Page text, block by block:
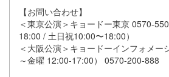
【お問い合わせ】
＜東京公演＞キョードー東京 0570-
18:00 / 土日祝10:00〜18:00）
＜大阪公演＞キョードーインフォメー
～金曜 12:00-17:00） 0570-200-888